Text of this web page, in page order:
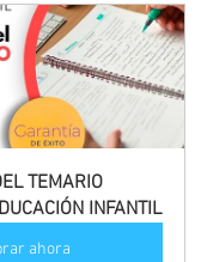
TEMARIO
INFANTIL
ahora